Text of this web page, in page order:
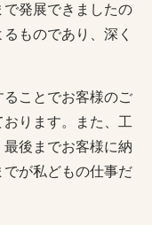
で発展できましたの
ものであり、深く
ことでお客様のご
ります。また、工
後までお客様に納
が私どもの仕事だ